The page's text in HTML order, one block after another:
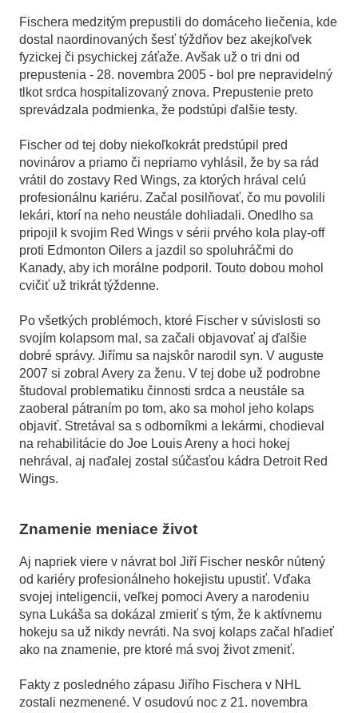
Fischera medzitým prepustili do domáceho liečenia, kde
dostal naordinovaných šesť týždňov bez akejkoľvek
fyzickej či psychickej záťaže. Avšak už o tri dni od
prepustenia - 28. novembra 2005 - bol pre nepravidelný
tlkot srdca hospitalizovaný znova. Prepustenie preto
sprevádzala podmienka, že podstúpi ďalšie testy.
Fischer od tej doby niekoľkokrát predstúpil pred
novinárov a priamo či nepriamo vyhlásil, že by sa rád
vrátil do zostavy Red Wings, za ktorých hrával celú
profesionálnu kariéru. Začal posilňovať, čo mu povolili
lekári, ktorí na neho neustále dohliadali. Onedlho sa
pripojil k svojim Red Wings v sérii prvého kola play-off
proti Edmonton Oilers a jazdil so spoluhráčmi do
Kanady, aby ich morálne podporil. Touto dobou mohol
cvičiť už trikrát týždenne.
Po všetkých problémoch, ktoré Fischer v súvislosti so
svojím kolapsom mal, sa začali objavovať aj ďalšie
dobré správy. Jiřímu sa najskôr narodil syn. V auguste
2007 si zobral Avery za ženu. V tej dobe už podrobne
študoval problematiku činnosti srdca a neustále sa
zaoberal pátraním po tom, ako sa mohol jeho kolaps
objaviť. Stretával sa s odborníkmi a lekármi, chodieval
na rehabilitácie do Joe Louis Areny a hoci hokej
nehrával, aj naďalej zostal súčasťou kádra Detroit Red
Wings.
Znamenie meniace život
Aj napriek viere v návrat bol Jiří Fischer neskôr nútený
od kariéry profesionálneho hokejistu upustiť. Vďaka
svojej inteligencii, veľkej pomoci Avery a narodeniu
syna Lukáša sa dokázal zmieriť s tým, že k aktívnemu
hokeju sa už nikdy nevráti. Na svoj kolaps začal hľadieť
ako na znamenie, pre ktoré má svoj život zmeniť.
Fakty z posledného zápasu Jiřího Fischera v NHL
zostali nezmenené. V osudovú noc z 21. novembra